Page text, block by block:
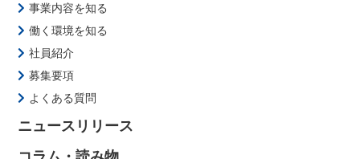
事業内容を知る
働く環境を知る
社員紹介
募集要項
よくある質問
ニュースリリース